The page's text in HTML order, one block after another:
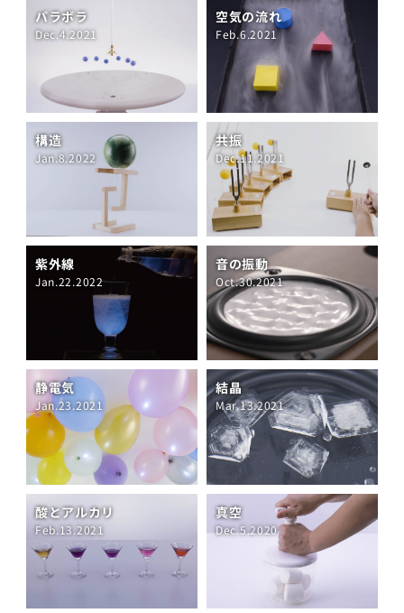
パラボラ
Dec.4.2021
空気の流れ
Feb.6.2021
構造
Jan.8.2022
共振
Dec.11.2021
紫外線
Jan.22.2022
音の振動
Oct.30.2021
静電気
Jan.23.2021
結晶
Mar.13.2021
酸とアルカリ
Feb.13.2021
真空
Dec.5.2020